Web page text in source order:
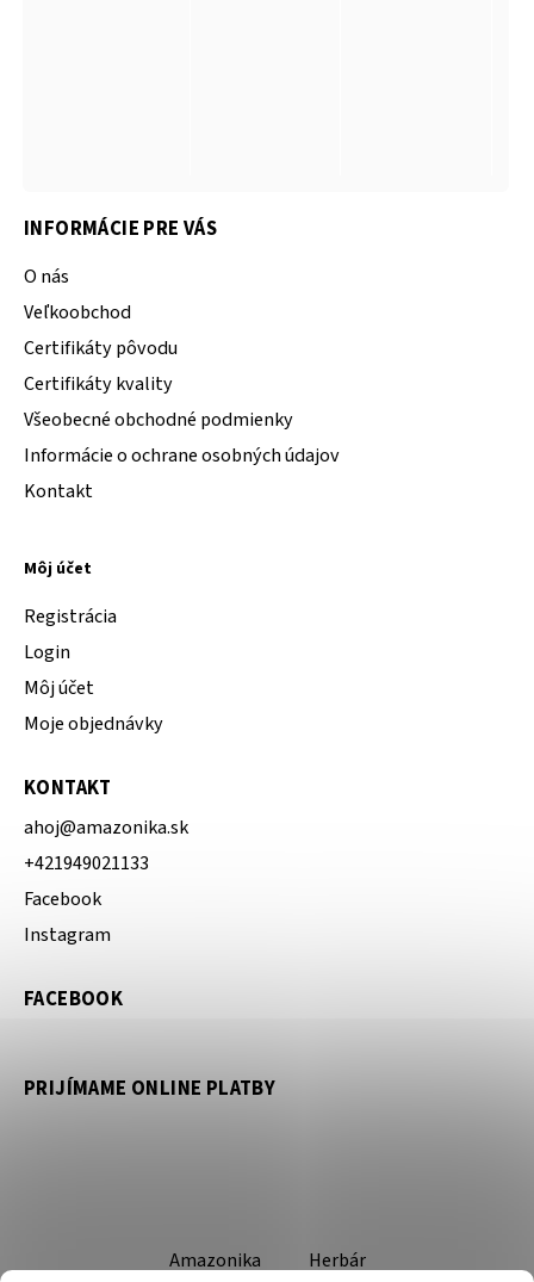
INFORMÁCIE PRE VÁS
O nás
Veľkoobchod
Certifikáty pôvodu
Certifikáty kvality
Všeobecné obchodné podmienky
Informácie o ochrane osobných údajov
Kontakt
Môj účet
Registrácia
Login
Môj účet
Moje objednávky
KONTAKT
ahoj@amazonika.sk
+421949021133
Facebook
Instagram
FACEBOOK
PRIJÍMAME ONLINE PLATBY
Amazonika Herbár